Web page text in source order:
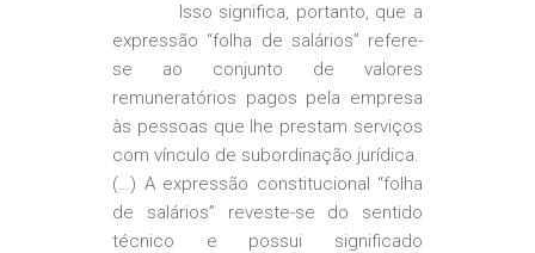
Isso significa, portanto, que a
expressão “folha de salários” refere-
se ao conjunto de valores
remuneratórios pagos pela empresa
às pessoas que lhe prestam serviços
com vínculo de subordinação jurídica.
(…) A expressão constitucional “folha
de salários” reveste-se do sentido
técnico e possui significado